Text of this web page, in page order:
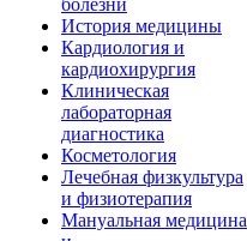
болезни
История медицины
Кардиология и
кардиохирургия
Клиническая
лабораторная
диагностика
Косметология
Лечебная физкультура
и физиотерапия
Мануальная медицина